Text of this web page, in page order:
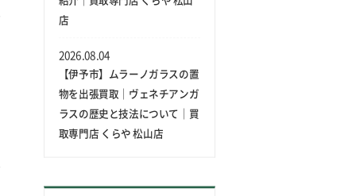
店
【伊予市】ムラーノガラスの置
物を出張買取｜ヴェネチアンガ
ラスの歴史と技法について｜買
取専門店 くらや 松山店
2026.08.04